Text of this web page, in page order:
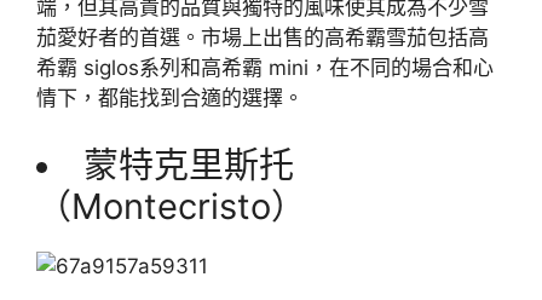
端，但其高貴的品質與獨特的風味使其成為不少雪
茄愛好者的首選。市場上出售的高希霸雪茄包括高
希霸 siglos系列和高希霸 mini，在不同的場合和心
情下，都能找到合適的選擇。
蒙特克里斯托
（Montecristo）